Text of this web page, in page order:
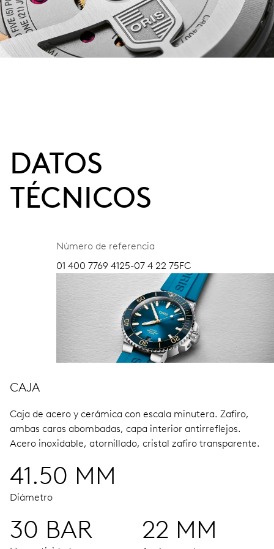
DATOS
TÉCNICOS
Número de referencia
01 400 7769 4125-07 4 22 75FC
CAJA
Caja de acero y cerámica con escala minutera. Zafiro,
ambas caras abombadas, capa interior antirreflejos.
Acero inoxidable, atornillado, cristal zafiro transparente.
41.50 MM
Diámetro
30 BAR 22 MM